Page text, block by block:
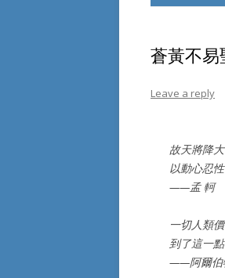
蒼黃不
Leave a reply
故天將降
以動心忍
——孟 軻
一切人類
到了這一點
——阿爾伯